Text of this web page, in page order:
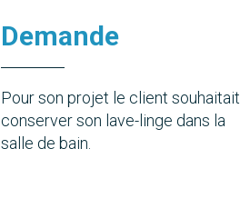
Demande
Pour son projet le client souhaitait
conserver son lave-linge dans la
salle de bain.